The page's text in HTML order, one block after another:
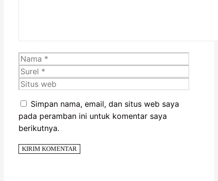
Nama
Simpan nama, email, dan situs web saya
pada peramban ini untuk komentar saya
berikutnya.